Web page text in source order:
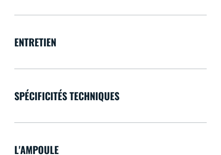
ENTRETIEN
SPÉCIFICITÉS TECHNIQUES
L'AMPOULE